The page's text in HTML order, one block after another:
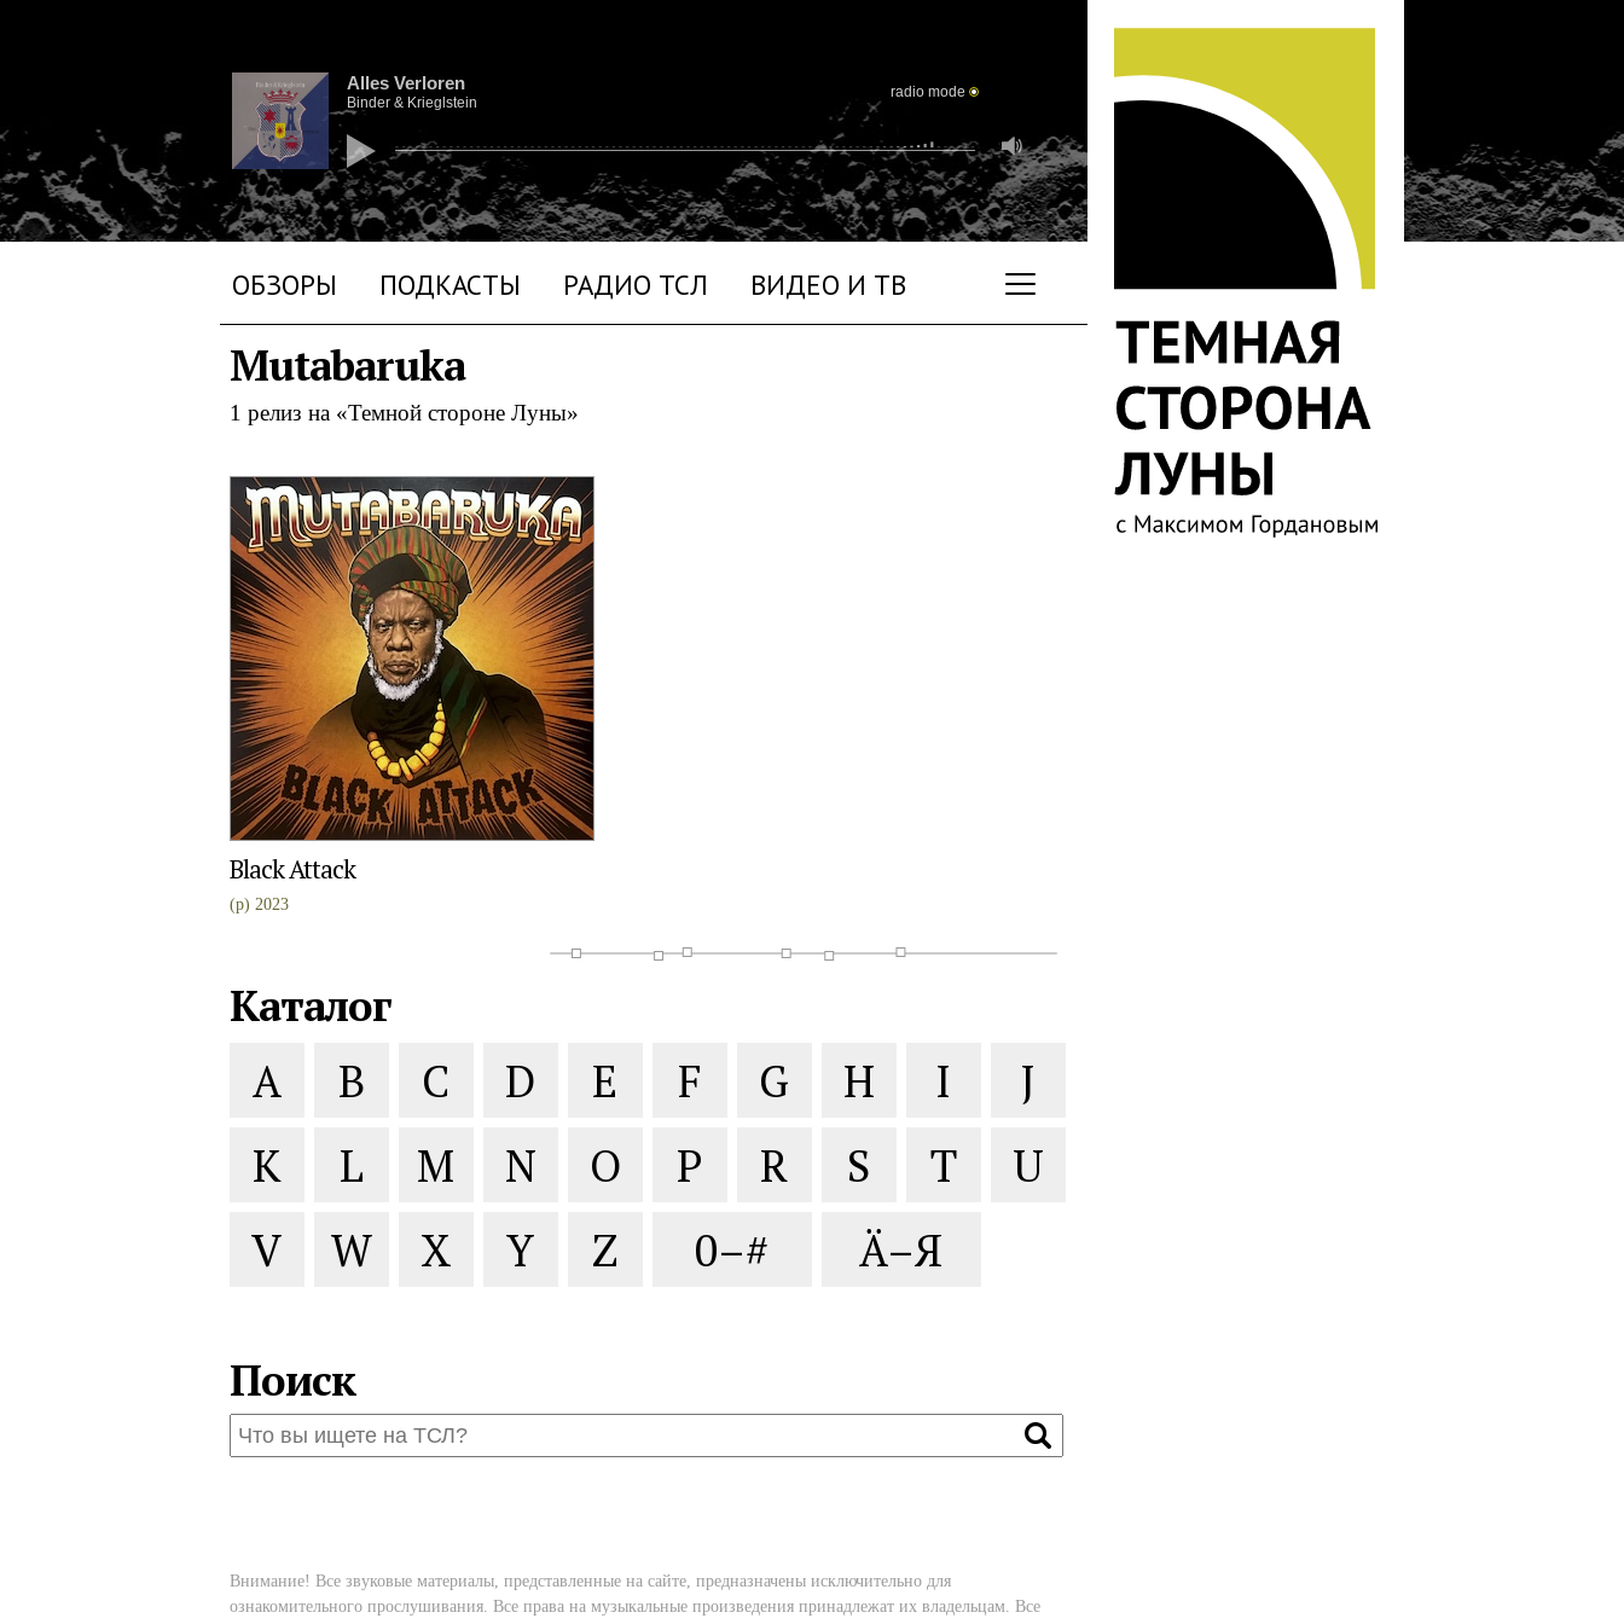
ОБЗОРЫ ПОДКАСТЫ РАДИО ТСЛ ВИДЕО И ТВ
Alles Verloren
Binder & Krieglstein
radio mode
Mutabaruka
1 релиз на «Темной стороне Луны»
Black Attack
(p) 2023
Каталог
A B C D E F G H I
J
K
L M N O P R S T
U
V
W X Y Z 0–# Ä–Я
Поиск
Внимание! Все звуковые материалы, представленные на сайте, предназначены исключительно для
ознакомительного прослушивания. Все права на музыкальные произведения принадлежат их владельцам. Все